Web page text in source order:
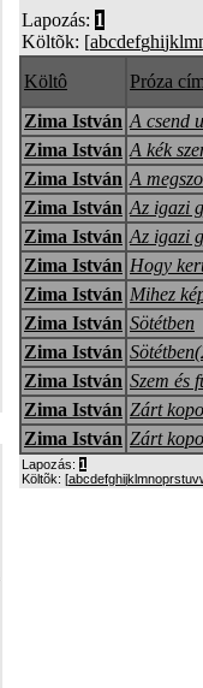
Lapozás: 1
Költõk: [abcdefghijklm
Költô
Próza
Zima István A csend
Zima István A kék
Zima István A
Zima István Az igazi
Zima István Az igazi
Zima István Hogy
Zima István Mihez
Zima István Sötétben
Zima István
Zima István Szem és
Zima István Zárt
Zima István Zárt
Lapozás: 1
Költõk: [abcdefghijklmnoprstuv